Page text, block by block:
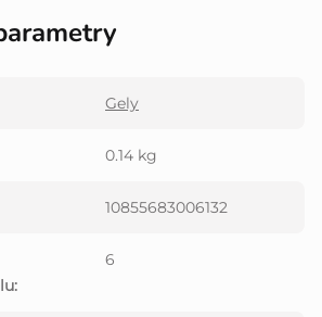
Gely
0.14 kg
10855683006132
:
6